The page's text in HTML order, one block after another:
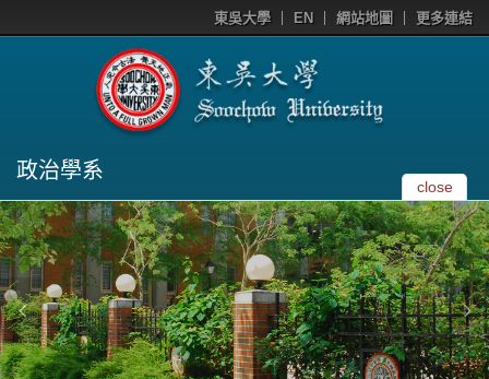
東吳大學 EN 網站地圖 更多連結
政治學系
close